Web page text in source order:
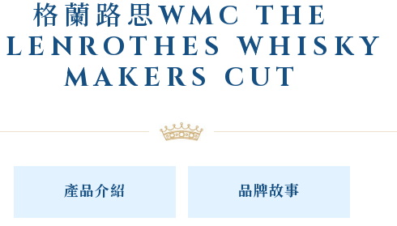
格蘭路思WMC THE
WHISKY
MAKERS CUT
產品介紹 品牌故事